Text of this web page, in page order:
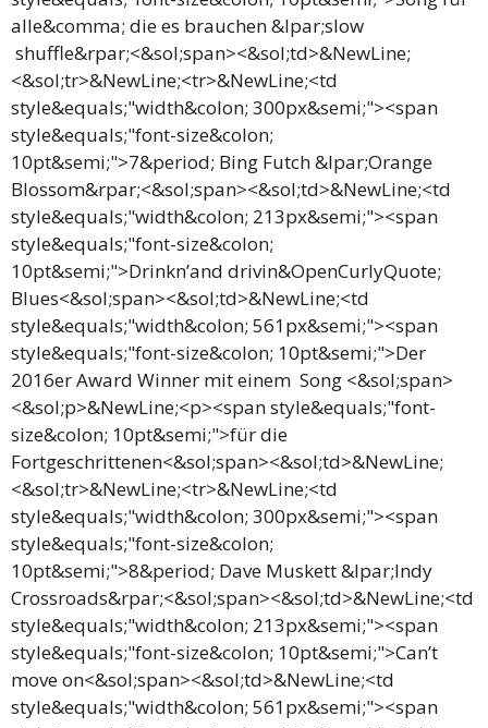
alle&comma; die es brauchen &lpar;slow
shuffle&rpar;<&sol;span><&sol;td>&NewLine;
<&sol;tr>&NewLine;<tr>&NewLine;<td
style&equals;"width&colon; 300px&semi;"><span
style&equals;"font-size&colon;
10pt&semi;">7&period; Bing Futch &lpar;Orange
Blossom&rpar;<&sol;span><&sol;td>&NewLine;<td
style&equals;"width&colon; 213px&semi;"><span
style&equals;"font-size&colon;
10pt&semi;">Drinkn’and drivin&OpenCurlyQuote;
Blues<&sol;span><&sol;td>&NewLine;<td
style&equals;"width&colon; 561px&semi;"><span
style&equals;"font-size&colon; 10pt&semi;">Der
2016er Award Winner mit einem Song <&sol;span>
<&sol;p>&NewLine;<p><span style&equals;"font-
size&colon; 10pt&semi;">für die
Fortgeschrittenen<&sol;span><&sol;td>&NewLine;
<&sol;tr>&NewLine;<tr>&NewLine;<td
style&equals;"width&colon; 300px&semi;"><span
style&equals;"font-size&colon;
10pt&semi;">8&period; Dave Muskett &lpar;Indy
Crossroads&rpar;<&sol;span><&sol;td>&NewLine;<td
style&equals;"width&colon; 213px&semi;"><span
style&equals;"font-size&colon; 10pt&semi;">Can’t
move on<&sol;span><&sol;td>&NewLine;<td
style&equals;"width&colon; 561px&semi;"><span